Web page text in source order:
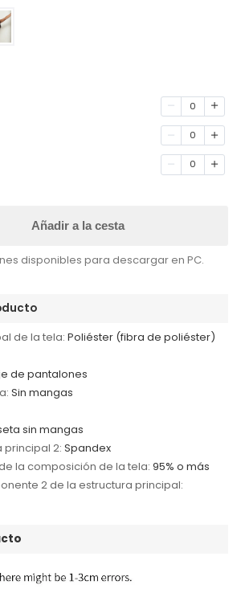
0
0
0
Añadir a la cesta
disponibles para descargar en PC.
de la tela: Poliéster (fibra de poliéster)
de pantalones
Sin mangas
sin mangas
2: Spandex
la composición de la tela: 95% o más
2 de la estructura principal: